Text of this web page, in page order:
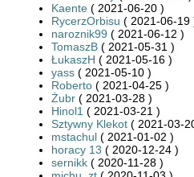
Kaente ( 2021-06-20 )
RycerzOrbisu ( 2021-06-19
naroznik99 ( 2021-06-12 )
TomaszB ( 2021-05-31 )
ŁukaszH ( 2021-05-16 )
yass ( 2021-05-10 )
Roberto ( 2021-04-25 )
Żubr ( 2021-03-28 )
Hinol1 ( 2021-03-21 )
Sztywny Klekot ( 2021-03-
mstachul ( 2021-01-02 )
horacy 13 ( 2020-12-24 )
sernikk ( 2020-11-28 )